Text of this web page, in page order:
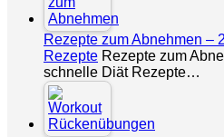
Rezepte zum Abnehmen –
Rezepte Rezepte zum
schnelle Diät Rezepte…